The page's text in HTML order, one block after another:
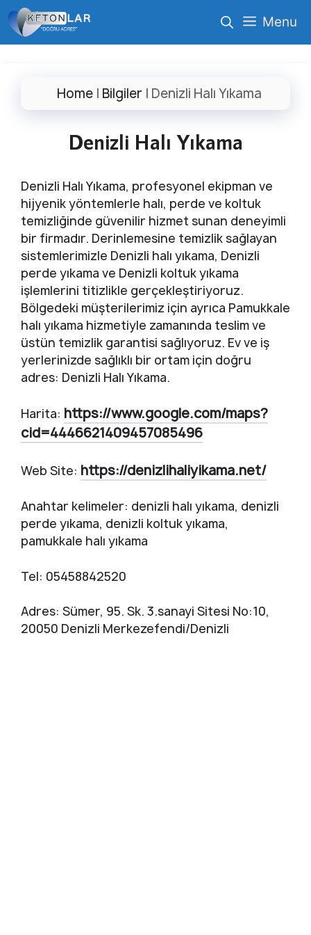
İçeriğe
atla
Menu
Home| Bilgiler | Denizli Halı Yıkama
Denizli Halı Yıkama
Denizli Halı Yıkama, profesyonel ekipman ve
hijyenik yöntemlerle halı, perde ve koltuk
temizliğinde güvenilir hizmet sunan deneyimli
bir firmadır. Derinlemesine temizlik sağlayan
sistemlerimizle Denizli halı yıkama, Denizli
perde yıkama ve Denizli koltuk yıkama
işlemlerini titizlikle gerçekleştiriyoruz.
Bölgedeki müşterilerimiz için ayrıca Pamukkale
halı yıkama hizmetiyle zamanında teslim ve
üstün temizlik garantisi sağlıyoruz. Ev ve iş
yerlerinizde sağlıklı bir ortam için doğru
adres: Denizli Halı Yıkama.
Harita: https://www.google.com/maps?
cid=4446621409457085496
Web Site: https://denizlihaliyikama.net/
Anahtar kelimeler: denizli halı yıkama, denizli
perde yıkama, denizli koltuk yıkama,
pamukkale halı yıkama
Tel: 05458842520
Adres: Sümer, 95. Sk. 3.sanayi Sitesi No:10,
20050 Denizli Merkezefendi/Denizli